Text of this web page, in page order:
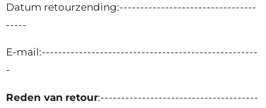
Datum retourzending:---------------------------------
-----
E-mail:----------------------------------------------------
-
Reden van retour:--------------------------------------